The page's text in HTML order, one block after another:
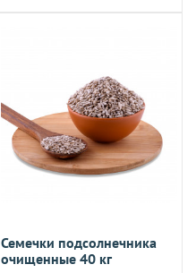
Семечки подсолнечника
очищенные 40 кг